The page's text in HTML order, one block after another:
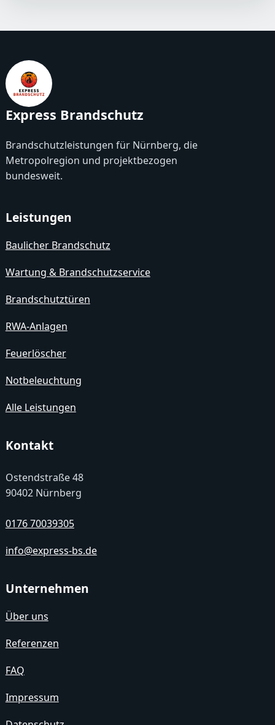
Express Brandschutz
Brandschutzleistungen für Nürnberg, die
Metropolregion und projektbezogen
bundesweit.
Leistungen
Baulicher Brandschutz
Wartung & Brandschutzservice
Brandschutztüren
RWA-Anlagen
Feuerlöscher
Notbeleuchtung
Alle Leistungen
Kontakt
Ostendstraße 48
90402 Nürnberg
0176 70039305
info@express-bs.de
Unternehmen
Über uns
Referenzen
FAQ
Impressum